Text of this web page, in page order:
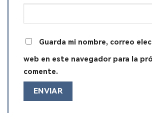
Guarda mi nombre, correo
web en este navegador para la
comente.